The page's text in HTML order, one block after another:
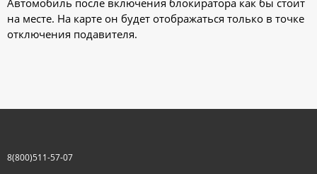
Автомобиль после включения блокиратора как бы стоит
на месте. На карте он будет отображаться только в точке
отключения подавителя.
8(800)511-57-07